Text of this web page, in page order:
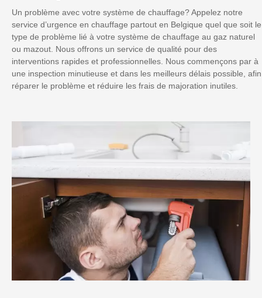
Un problème avec votre système de chauffage? Appelez notre
service d’urgence en chauffage partout en Belgique quel que soit le
type de problème lié à votre système de chauffage au gaz naturel
ou mazout. Nous offrons un service de qualité pour des
interventions rapides et professionnelles. Nous commençons par à
une inspection minutieuse et dans les meilleurs délais possible, afin
réparer le problème et réduire les frais de majoration inutiles.